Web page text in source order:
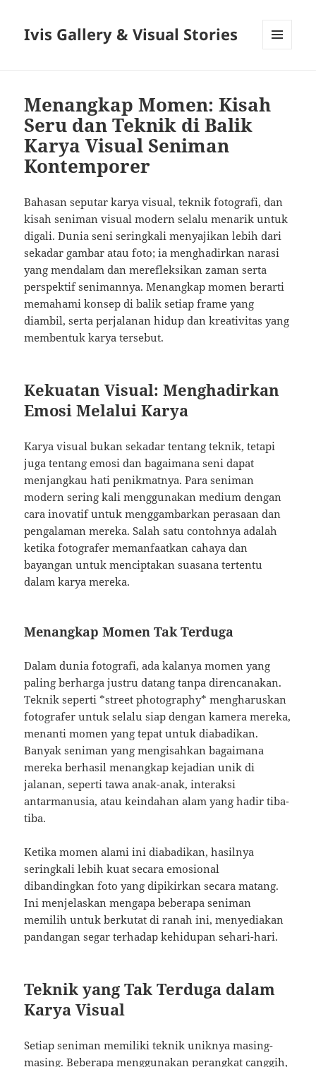
Ivis Gallery & Visual Stories
Menangkap Momen: Kisah
Seru dan Teknik di Balik
Karya Visual Seniman
Kontemporer
Bahasan seputar karya visual, teknik fotografi, dan
kisah seniman visual modern selalu menarik untuk
digali. Dunia seni seringkali menyajikan lebih dari
sekadar gambar atau foto; ia menghadirkan narasi
yang mendalam dan merefleksikan zaman serta
perspektif senimannya. Menangkap momen berarti
memahami konsep di balik setiap frame yang
diambil, serta perjalanan hidup dan kreativitas yang
membentuk karya tersebut.
Kekuatan Visual: Menghadirkan
Emosi Melalui Karya
Karya visual bukan sekadar tentang teknik, tetapi
juga tentang emosi dan bagaimana seni dapat
menjangkau hati penikmatnya. Para seniman
modern sering kali menggunakan medium dengan
cara inovatif untuk menggambarkan perasaan dan
pengalaman mereka. Salah satu contohnya adalah
ketika fotografer memanfaatkan cahaya dan
bayangan untuk menciptakan suasana tertentu
dalam karya mereka.
Menangkap Momen Tak Terduga
Dalam dunia fotografi, ada kalanya momen yang
paling berharga justru datang tanpa direncanakan.
Teknik seperti *street photography* mengharuskan
fotografer untuk selalu siap dengan kamera mereka,
menanti momen yang tepat untuk diabadikan.
Banyak seniman yang mengisahkan bagaimana
mereka berhasil menangkap kejadian unik di
jalanan, seperti tawa anak-anak, interaksi
antarmanusia, atau keindahan alam yang hadir tiba-
tiba.
Ketika momen alami ini diabadikan, hasilnya
seringkali lebih kuat secara emosional
dibandingkan foto yang dipikirkan secara matang.
Ini menjelaskan mengapa beberapa seniman
memilih untuk berkutat di ranah ini, menyediakan
pandangan segar terhadap kehidupan sehari-hari.
Teknik yang Tak Terduga dalam
Karya Visual
Setiap seniman memiliki teknik uniknya masing-
masing. Beberapa menggunakan perangkat canggih,